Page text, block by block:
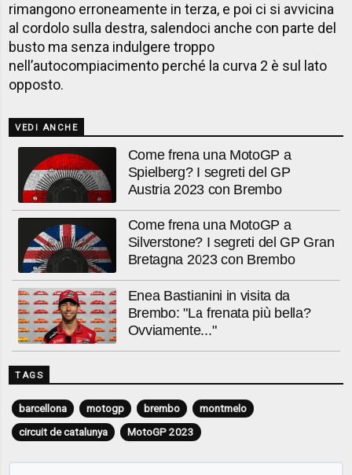
rimangono erroneamente in terza, e poi ci si avvicina
al cordolo sulla destra, salendoci anche con parte del
busto ma senza indulgere troppo
nell’autocompiacimento perché la curva 2 è sul lato
opposto.
VEDI ANCHE
Come frena una MotoGP a
Spielberg? I segreti del GP
Austria 2023 con Brembo
Come frena una MotoGP a
Silverstone? I segreti del GP Gran
Bretagna 2023 con Brembo
Enea Bastianini in visita da
Brembo: "La frenata più bella?
Ovviamente..."
TAGS
barcellona motogp brembo
montmelo
circuit de catalunya
MotoGP 2023